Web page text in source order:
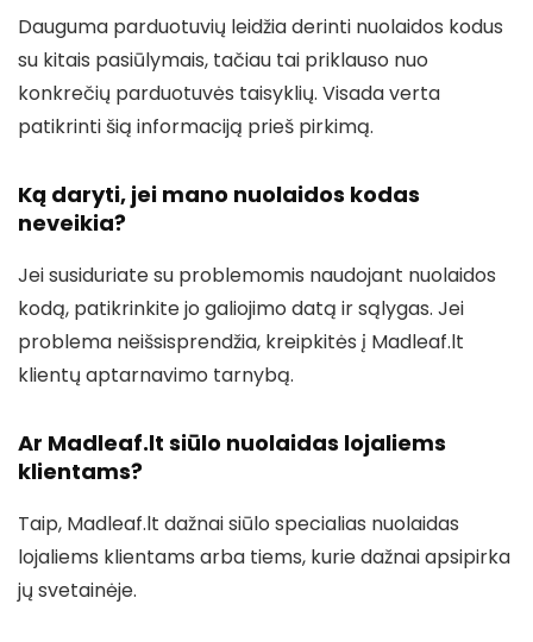
Dauguma parduotuvių leidžia derinti nuolaidos kodus
su kitais pasiūlymais, tačiau tai priklauso nuo
konkrečių parduotuvės taisyklių. Visada verta
patikrinti šią informaciją prieš pirkimą.
Ką daryti, jei mano nuolaidos kodas
neveikia?
Jei susiduriate su problemomis naudojant nuolaidos
kodą, patikrinkite jo galiojimo datą ir sąlygas. Jei
problema neišsisprendžia, kreipkitės į Madleaf.lt
klientų aptarnavimo tarnybą.
Ar Madleaf.lt siūlo nuolaidas lojaliems
klientams?
Taip, Madleaf.lt dažnai siūlo specialias nuolaidas
lojaliems klientams arba tiems, kurie dažnai apsipirka
jų svetainėje.